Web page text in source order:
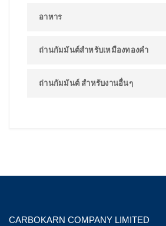
อาหาร
ถ่านกัมมันต์สำหรับเหมืองทองคำ
ถ่านกัมมันต์ สำหรับงานอื่นๆ
CARBOKARN COMPANY LIMITED